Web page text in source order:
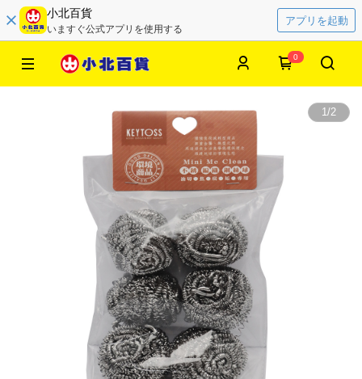
小北百貨
いますぐ公式アプリを使用する
アプリを起動
0
1/2